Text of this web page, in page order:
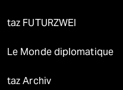
taz FUTURZWEI
Le Monde diplomatique
taz Archiv